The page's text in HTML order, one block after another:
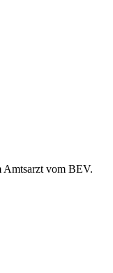
Amtsarzt vom BEV.